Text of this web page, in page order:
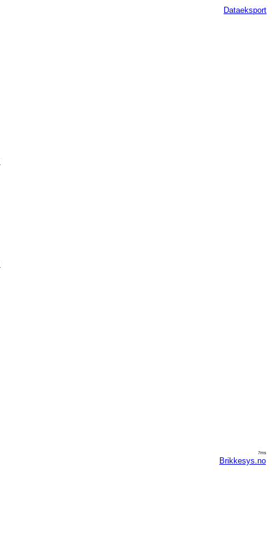
Dataeksport
7ms
Brikkesys.no